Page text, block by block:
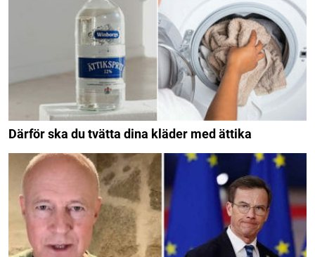
Därför ska du tvätta dina kläder med ättika